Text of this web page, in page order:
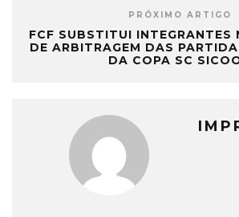
PRÓXIMO ARTIGO
FCF SUBSTITUI INTEGRANTES
DE ARBITRAGEM DAS
DA COPA SC